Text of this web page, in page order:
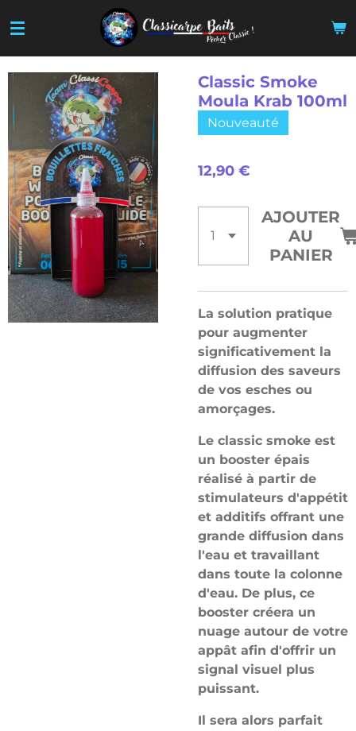
au
contenu
principal
Classic Smoke
Moula Krab 100ml
Nouveauté
12,90 €
AJOUTER
AU
PANIER
La solution pratique
pour augmenter
significativement la
diffusion des saveurs
de vos esches ou
amorçages.
Le classic smoke est
un booster épais
réalisé à partir de
stimulateurs d'appétit
et additifs offrant une
grande diffusion dans
l'eau et travaillant
dans toute la colonne
d'eau. De plus, ce
booster créera un
nuage autour de votre
appât afin d'offrir un
signal visuel plus
puissant.
Il sera alors parfait